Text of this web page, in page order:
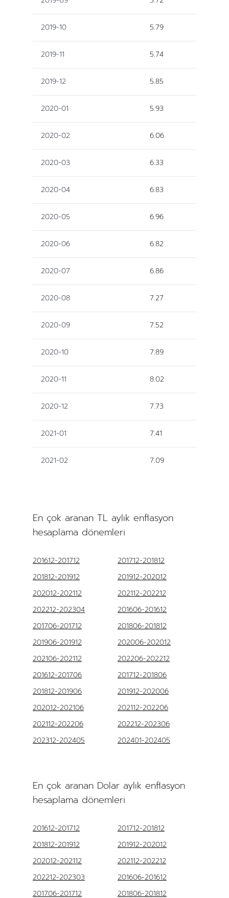
2019-10 5.79
2019-11 5.74
2019-12 5.85
2020-01 5.93
2020-02 6.06
2020-03 6.33
2020-04 6.83
2020-05 6.96
2020-06 6.82
2020-07 6.86
2020-08 7.27
2020-09 7.52
2020-10 7.89
2020-11 8.02
2020-12 7.73
2021-01 7.41
2021-02 7.09
En çok aranan TL aylık enflasyon
hesaplama dönemleri
201612-201712
201712-201812
201812-201912
201912-202012
202012-202112
202112-202212
202212-202304
201606-201612
201706-201712
201806-201812
201906-201912
202006-202012
202106-202112
202206-202212
201612-201706
201712-201806
201812-201906
201912-202006
202012-202106
202112-202206
202112-202206
202212-202306
202312-202405
202401-202405
En çok aranan Dolar aylık enflasyon
hesaplama dönemleri
201612-201712
201712-201812
201812-201912
201912-202012
202012-202112
202112-202212
202212-202303
201606-201612
201706-201712
201806-201812